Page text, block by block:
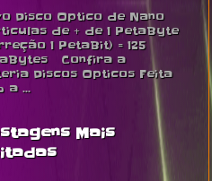
Disco Optico de Nano
de + de 1 PetaByte
1 PetaBit) = 125
Confira a
Discos Opticos Feita
a ...
Mais